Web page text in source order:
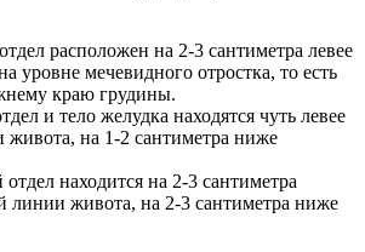
расположен на 2-3 сантиметра левее
уровне мечевидного отростка, то есть
краю грудины.
и тело желудка находятся чуть левее
живота, на 1-2 сантиметра ниже
находится на 2-3 сантиметра
линии живота, на 2-3 сантиметра ниже